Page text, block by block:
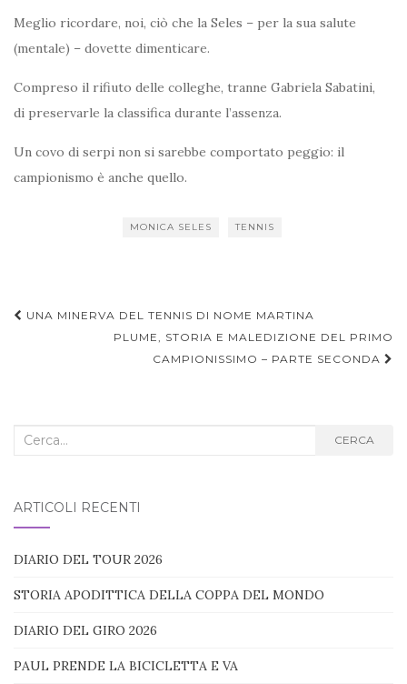
Meglio ricordare, noi, ciò che la Seles – per la sua salute
(mentale) – dovette dimenticare.
Compreso il rifiuto delle colleghe, tranne Gabriela Sabatini,
di preservarle la classifica durante l’assenza.
Un covo di serpi non si sarebbe comportato peggio: il
campionismo è anche quello.
MONICA SELES TENNIS
Navigazione
UNA MINERVA DEL TENNIS DI NOME MARTINA
PLUME, STORIA E MALEDIZIONE DEL PRIMO
CAMPIONISSIMO – PARTE SECONDA
Cerca
CERCA
ARTICOLI RECENTI
DIARIO DEL TOUR 2026
STORIA APODITTICA DELLA COPPA DEL MONDO
DIARIO DEL GIRO 2026
PAUL PRENDE LA BICICLETTA E VA